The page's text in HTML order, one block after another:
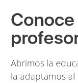
Abrimos la
la adaptamos